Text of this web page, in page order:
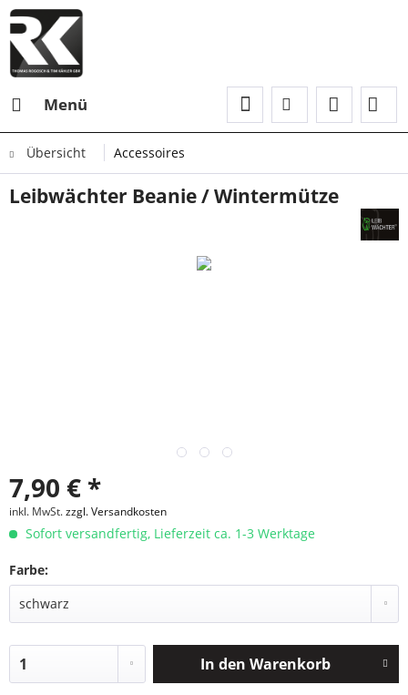
Menü
Übersicht Accessoires
Leibwächter Beanie / Wintermütze
7,90 € *
inkl. MwSt.zzgl. Versandkosten
Sofort versandfertig, Lieferzeit ca. 1-3 Werktage
Farbe:
In den Warenkorb